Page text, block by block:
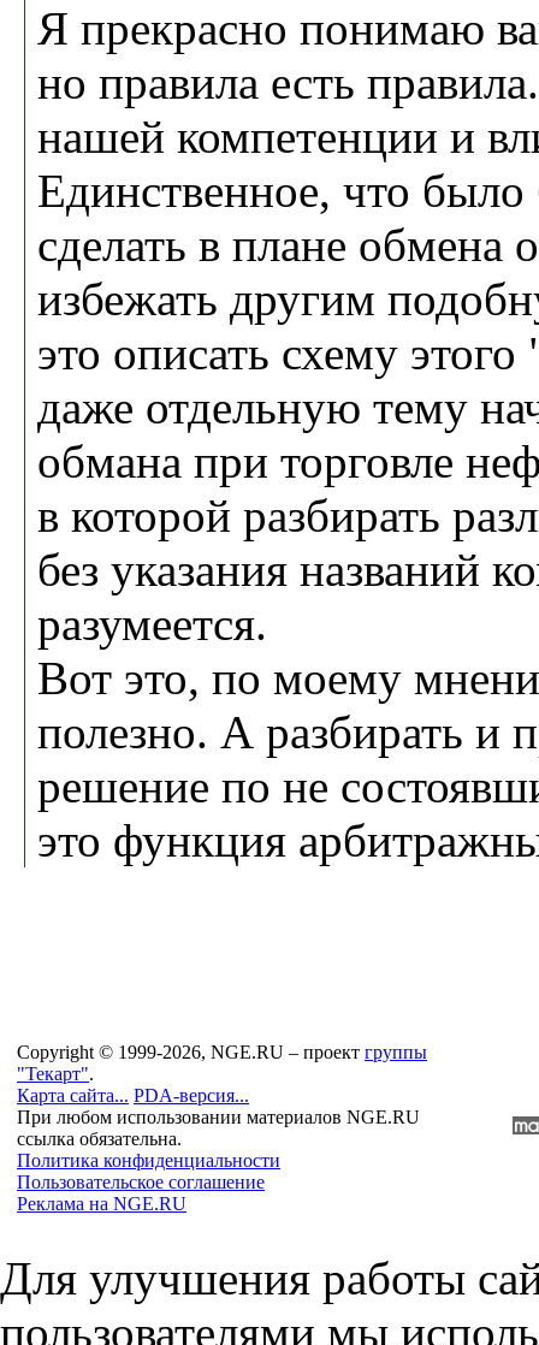
Я прекрасно понимаю
но правила есть
нашей компетенции и
Единственное, что
сделать в плане обмена
избежать другим
это описать схему
даже отдельную тему
обмана при торговле
в которой разбирать
без указания названий
разумеется.
Вот это, по моему
полезно. А разбирать и
решение по не
это функция
Copyright © 1999-2026, NGE.RU – проект группы
"Текарт".
Карта сайта... PDA-версия...
При любом использовании материалов NGE.RU
ссылка обязательна.
Политика конфиденциальности
Пользовательское соглашение
Реклама на NGE.RU
Для улучшения работы
пользователями мы